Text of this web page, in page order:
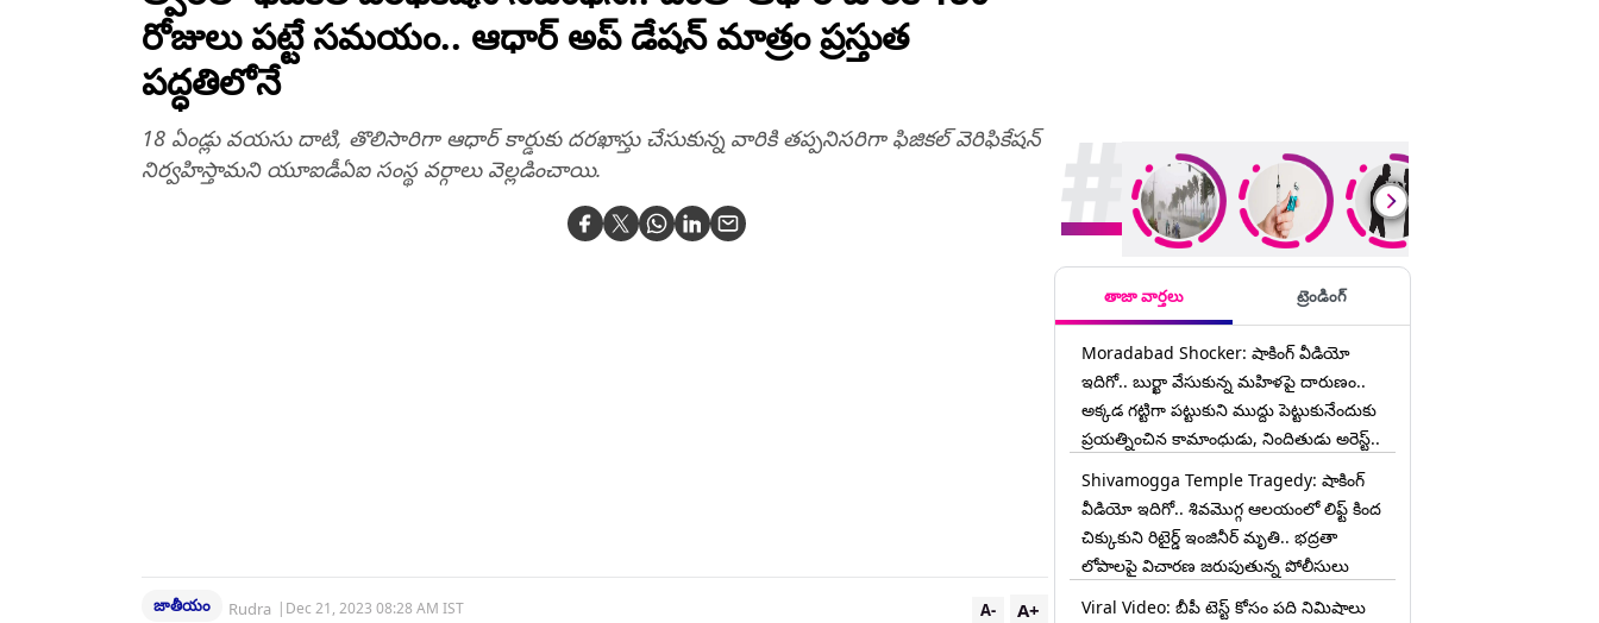
రోజులు పట్టే సమయం.. ఆధార్ అప్‌ డేషన్ మాత్రం ప్రస్తుత
పద్ధతిలోనే
18 ఏండ్లు వయసు దాటి, తొలిసారిగా ఆధార్ కార్డుకు దరఖాస్తు చేసుకున్న వారికి తప్పనిసరిగా ఫిజికల్ వెరిఫికేషన్
నిర్వహిస్తామని యూఐడీఏఐ సంస్థ వర్గాలు వెల్లడించాయి.
జాతీయం Rudra | Dec 21, 2023 08:28 AM IST A+
A-
తాజా వార్తలు ట్రెండింగ్
Moradabad Shocker: షాకింగ్ వీడియో
ఇదిగో.. బుర్ఖా వేసుకున్న మహిళపై దారుణం..
అక్కడ గట్టిగా పట్టుకుని ముద్దు పెట్టుకునేందుకు
ప్రయత్నించిన కామాంధుడు, నిందితుడు అరెస్ట్..
Shivamogga Temple Tragedy: షాకింగ్
వీడియో ఇదిగో.. శివమొగ్గ ఆలయంలో లిఫ్ట్ కింద
చిక్కుకుని రిటైర్డ్ ఇంజినీర్ మృతి.. భద్రతా
లోపాలపై విచారణ జరుపుతున్న పోలీసులు
Viral Video: బీపీ టెస్ట్‌ కోసం పది నిమిషాలు